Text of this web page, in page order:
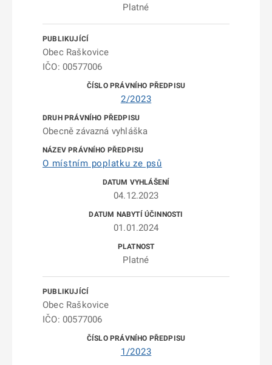
Platné
Obec Raškovice
IČO: 00577006
2/2023
Obecně závazná vyhláška
O místním poplatku ze psů
04.12.2023
01.01.2024
Platné
Obec Raškovice
IČO: 00577006
1/2023